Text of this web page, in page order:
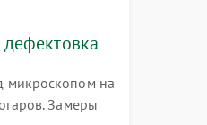
→
дефектовка
микроскопом на
Замеры